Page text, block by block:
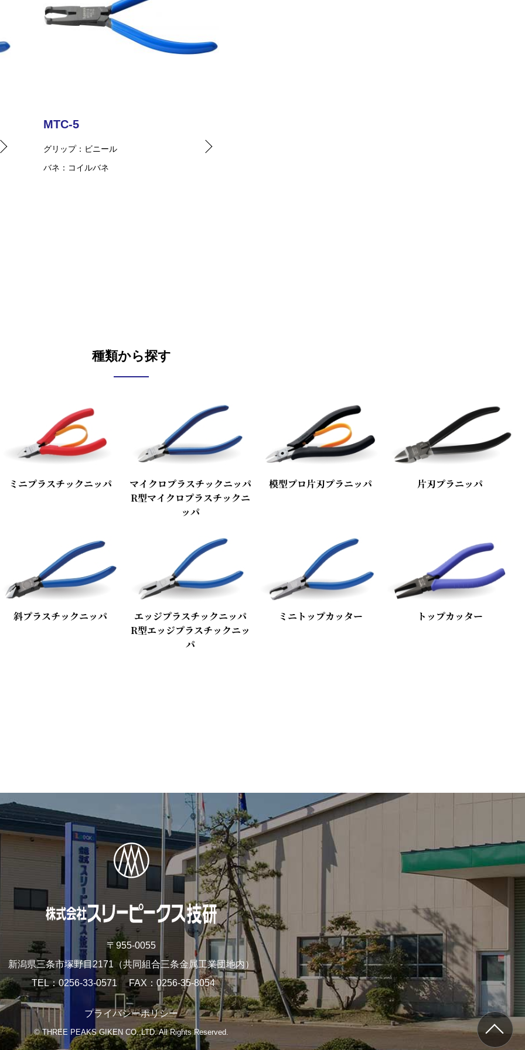
MTC-5
グリップ
ビニール
バネ
コイルバネ
種類から探す
ミニプラスチックニッパ
マイクロプラスチックニッパ
R型マイクロプラスチックニ
ッパ
模型プロ片刃プラニッパ 片刃プラニッパ
斜プラスチックニッパ
エッジプラスチックニッパ
R型エッジプラスチックニッ
パ
ミニトップカッター トップカッター
〒955-0055
新潟県三条市塚野目2171（共同組合三条金属工業団地内）
TEL
0256-33-0571 FAX 0256-35-8054
プライバシーポリシー
© THREE PEAKS GIKEN CO.,LTD. All Rights Reserved.